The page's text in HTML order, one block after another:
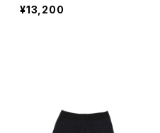
W NECK
¥13,200